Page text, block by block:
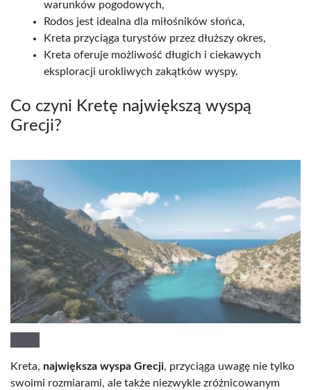
warunków pogodowych,
Rodos jest idealna dla miłośników słońca,
Kreta przyciąga turystów przez dłuższy okres,
Kreta oferuje możliwość długich i ciekawych
eksploracji urokliwych zakątków wyspy.
Co czyni Kretę największą wyspą
Grecji?
Kreta, największa wyspa Grecji, przyciąga uwagę nie tylko
swoimi rozmiarami, ale także niezwykle zróżnicowanym